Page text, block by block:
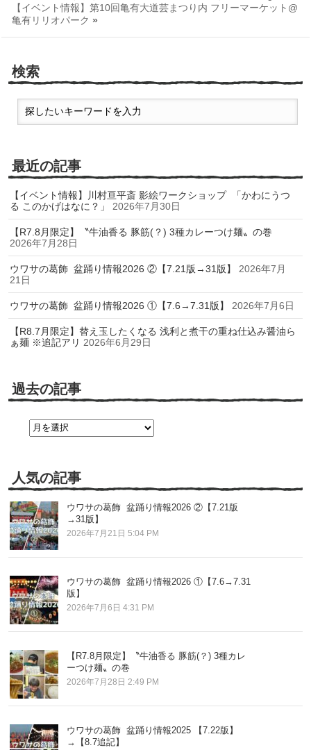
【イベント情報】第10回亀有大道芸まつり内 フリーマーケット@
亀有リリオパーク »
検索
最近の記事
【イベント情報】川村亘平斎 影絵ワークショップ 「かわにうつ
る このかげはなに？」
2026年7月30日
【R7.8月限定】〝牛油香る 豚筋(？) 3種カレーつけ麺〟の巻
2026年7月28日
ウワサの葛飾 盆踊り情報2026 ②【7.21版→31版】
2026年7月
21日
ウワサの葛飾 盆踊り情報2026 ①【7.6→7.31版】 2026年7月6日
【R8.7月限定】替え玉したくなる 浅利と煮干の重ね仕込み醤油ら
ぁ麺 ※追記アリ 2026年6月29日
過去の記事
人気の記事
ウワサの葛飾 盆踊り情報2026 ②【7.21版
→31版】
2026年7月21日 5:04 PM
ウワサの葛飾 盆踊り情報2026 ①【7.6→7.31
版】
2026年7月6日 4:31 PM
【R7.8月限定】〝牛油香る 豚筋(？) 3種カレ
ーつけ麺〟の巻
2026年7月28日 2:49 PM
ウワサの葛飾 盆踊り情報2025 【7.22版】
→【8.7追記】